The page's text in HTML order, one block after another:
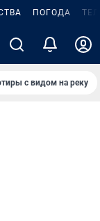
ПОГОДА
с видом на реку